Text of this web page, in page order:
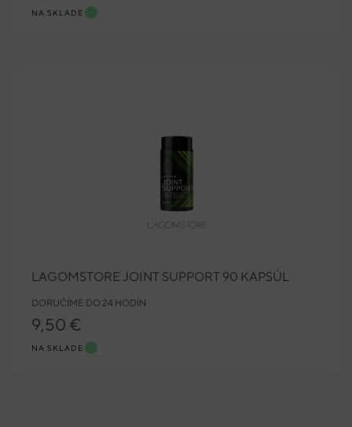
NA SKLADE
LAGOMSTORE JOINT SUPPORT 90 KAPSÚL
DORUČÍME DO 24 HODÍN
9,50 €
NA SKLADE